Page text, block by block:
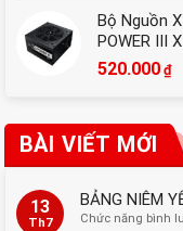
Bộ Nguồn
POWER III
520.000 ₫
BÀI VIẾT MỚI
13
Th7
BẢNG NIÊM
Chức năng bình